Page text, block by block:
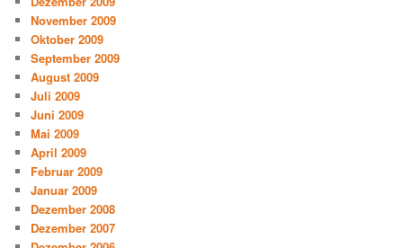
November 2009
Oktober 2009
September 2009
August 2009
Juli 2009
Juni 2009
Mai 2009
April 2009
Februar 2009
Januar 2009
Dezember 2008
Dezember 2007